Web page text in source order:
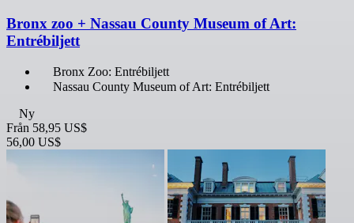
Bronx zoo + Nassau County Museum of Art:
Entrébiljett
Bronx Zoo: Entrébiljett
Nassau County Museum of Art: Entrébiljett
Ny
Från 58,95 US$
56,00 US$